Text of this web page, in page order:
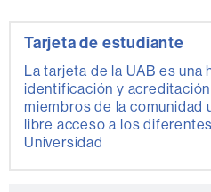
Tarjeta de estudiante
La tarjeta de la UAB es una
identificación y
miembros de la comunidad
libre acceso a los
Universidad